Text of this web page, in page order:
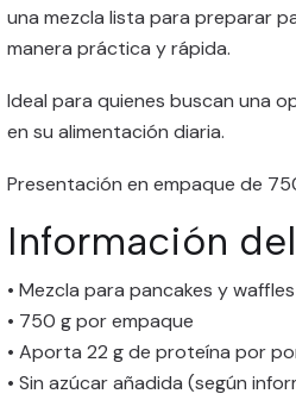
una mezcla lista para preparar
manera práctica y rápida.
Ideal para quienes buscan una
en su alimentación diaria.
Presentación en empaque de
Información
• Mezcla para pancakes y waffles
• 750 g por empaque
• Aporta 22 g de proteína por
• Sin azúcar añadida (según